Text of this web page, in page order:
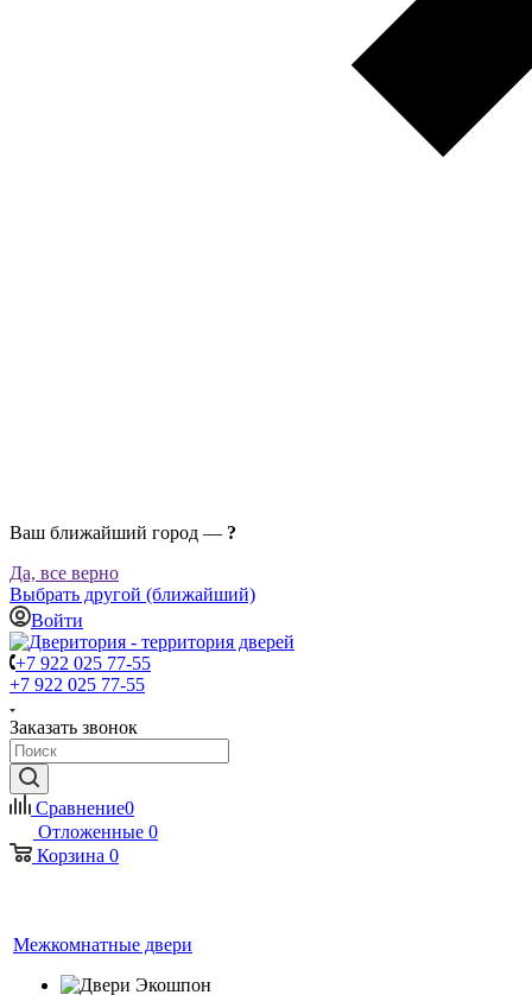
Ваш ближайший город — ?
Да, все верно
Выбрать другой (ближайший)
Войти
+7 922 025 77-55
+7 922 025 77-55
Заказать звонок
Сравнение0
Отложенные 0
Корзина 0
Межкомнатные двери